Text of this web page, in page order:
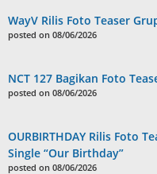
WayV Rilis Foto Teaser
posted on 08/06/2026
NCT 127 Bagikan Foto
posted on 08/06/2026
OURBIRTHDAY Rilis Foto
Single “Our Birthday”
posted on 08/06/2026